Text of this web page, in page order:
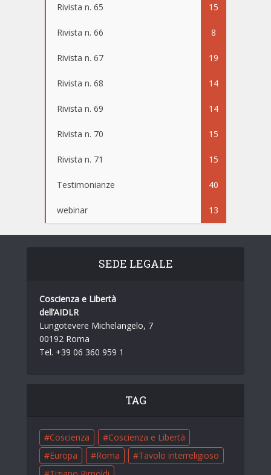
Rivista n. 65 15
Rivista n. 66 8
Rivista n. 67 19
Rivista n. 68 14
Rivista n. 69 14
Rivista n. 70 15
Rivista n. 71 15
Testimonianze 40
webinar 13
SEDE LEGALE
Coscienza e Libertà
dell’AIDLR
Lungotevere Michelangelo, 7
00192 Roma
Tel. +39 06 360 959 1
TAG
Coscienza
Coscienza e Libertà
Europa
Roma
Tavolo interreligioso